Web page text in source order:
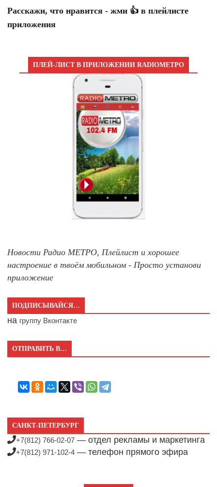
Расскажи, что нравится - жми 👍 в плейлисте
приложения
ПЛЕЙ-ЛИСТ В ПРИЛОЖЕНИИ RADIOМЕТРО
Новости Радио МЕТРО, Плейлист и хорошее
настроение в твоём мобильном - Просто установи
приложение
ПОДПИСЫВАЙСЯ…
на группу Вконтакте
ОТПРАВИТЬ В…
САНКТ-ПЕТЕРБУРГ
+7(812) 766-02-07 — отдел рекламы и маркетинга
+7(812) 971-102-4 — телефон прямого эфира